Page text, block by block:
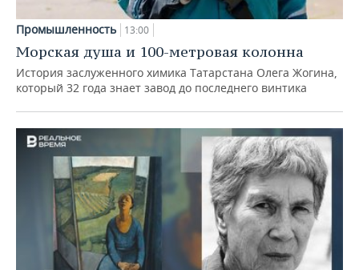
Промышленность 13:00
Морская душа и 100-метровая колонна
История заслуженного химика Татарстана Олега Жогина,
который 32 года знает завод до последнего винтика